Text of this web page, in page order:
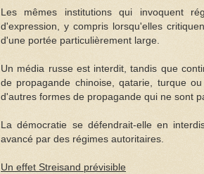
Les mêmes institutions qui invoquent
d'expression, y compris lorsqu'elles
d'une portée particulièrement large.
Un média russe est interdit, tandis que
de propagande chinoise, qatarie, turque
d'autres formes de propagande qui ne sont
La démocratie se défendrait-elle en
avancé par des régimes autoritaires.
Un effet Streisand prévisible